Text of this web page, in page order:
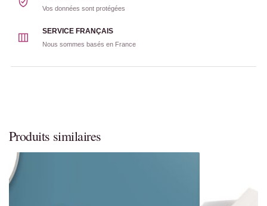
Vos données sont protégées
SERVICE FRANÇAIS
Nous sommes basés en France
Produits similaires